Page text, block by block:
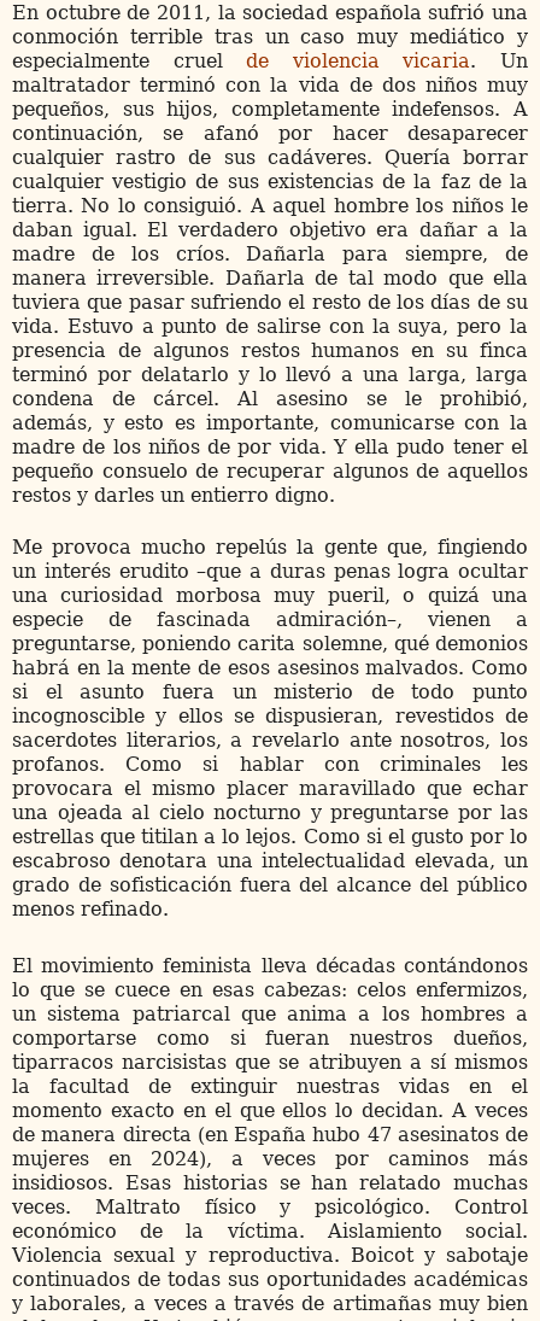
En octubre de 2011, la sociedad española sufrió una
conmoción terrible tras un caso muy mediático y
especialmente cruelde violencia vicaria. Un
maltratador terminó con la vida de dos niños muy
pequeños, sus hijos, completamente indefensos. A
continuación, se afanó por hacer desaparecer
cualquier rastro de sus cadáveres. Quería borrar
cualquier vestigio de sus existencias de la faz de la
tierra. No lo consiguió. A aquel hombre los niños le
daban igual. El verdadero objetivo era dañar a la
madre de los críos. Dañarla para siempre, de
manera irreversible. Dañarla de tal modo que ella
tuviera que pasar sufriendo el resto de los días de su
vida. Estuvo a punto de salirse con la suya, pero la
presencia de algunos restos humanos en su finca
terminó por delatarlo y lo llevó a una larga, larga
condena de cárcel. Al asesino se le prohibió,
además, y esto es importante, comunicarse con la
madre de los niños de por vida. Y ella pudo tener el
pequeño consuelo de recuperar algunos de aquellos
restos y darles un entierro digno.
Me provoca mucho repelús la gente que, fingiendo
un interés erudito –que a duras penas logra ocultar
una curiosidad morbosa muy pueril, o quizá una
especie de fascinada admiración–, vienen a
preguntarse, poniendo carita solemne, qué demonios
habrá en la mente de esos asesinos malvados. Como
si el asunto fuera un misterio de todo punto
incognoscible y ellos se dispusieran, revestidos de
sacerdotes literarios, a revelarlo ante nosotros, los
profanos. Como si hablar con criminales les
provocara el mismo placer maravillado que echar
una ojeada al cielo nocturno y preguntarse por las
estrellas que titilan a lo lejos. Como si el gusto por lo
escabroso denotara una intelectualidad elevada, un
grado de sofisticación fuera del alcance del público
menos refinado.
El movimiento feminista lleva décadas contándonos
lo que se cuece en esas cabezas: celos enfermizos,
un sistema patriarcal que anima a los hombres a
comportarse como si fueran nuestros dueños,
tiparracos narcisistas que se atribuyen a sí mismos
la facultad de extinguir nuestras vidas en el
momento exacto en el que ellos lo decidan. A veces
de manera directa (en España hubo 47 asesinatos de
mujeres en 2024), a veces por caminos más
insidiosos. Esas historias se han relatado muchas
veces. Maltrato físico y psicológico. Control
económico de la víctima. Aislamiento social.
Violencia sexual y reproductiva. Boicot y sabotaje
continuados de todas sus oportunidades académicas
y laborales, a veces a través de artimañas muy bien